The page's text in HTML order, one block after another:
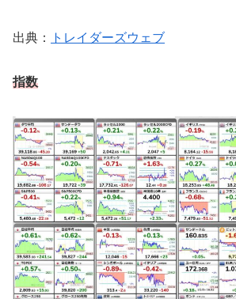
出典： トレイダーズウェブ
指数